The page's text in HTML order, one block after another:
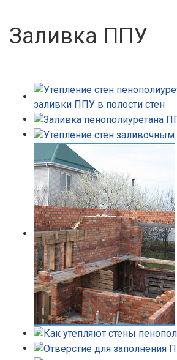
Заливка ППУ